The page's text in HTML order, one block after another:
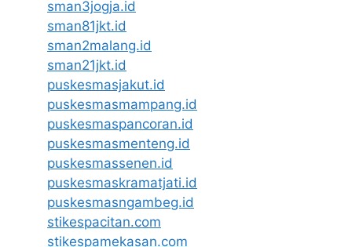
sman3jogja.id
sman81jkt.id
sman2malang.id
sman21jkt.id
puskesmasjakut.id
puskesmasmampang.id
puskesmaspancoran.id
puskesmasmenteng.id
puskesmassenen.id
puskesmaskramatjati.id
puskesmasngambeg.id
stikespacitan.com
stikespamekasan.com